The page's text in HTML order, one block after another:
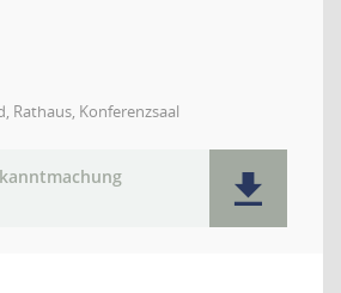
Rathaus, Konferenzsaal